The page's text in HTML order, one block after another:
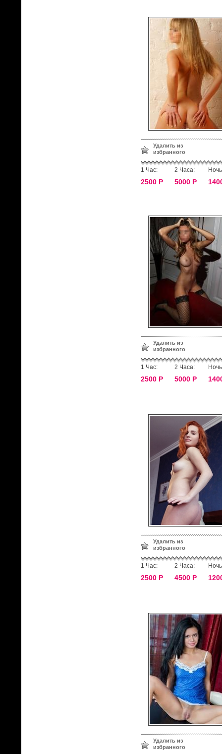
Удалить из
избранного
1 Час:
2500 Р
2 Часа:
5000 Р
Удалить из
избранного
1 Час:
2500 Р
2 Часа:
5000 Р
Удалить из
избранного
1 Час:
2500 Р
2 Часа:
4500 Р
Удалить из
избранного